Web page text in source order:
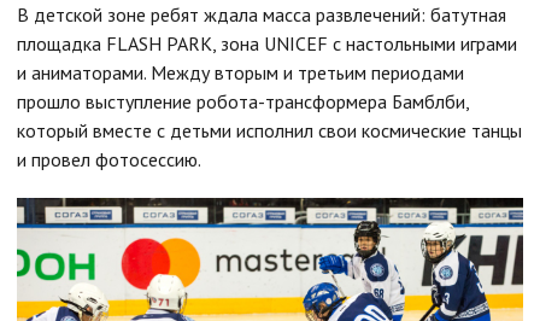
В детской зоне ребят ждала масса развлечений: батутная
площадка FLASH PARK, зона UNICEF с настольными играми
и аниматорами. Между вторым и третьим периодами
прошло выступление робота-трансформера Бамблби,
который вместе с детьми исполнил свои космические танцы
и провел фотосессию.